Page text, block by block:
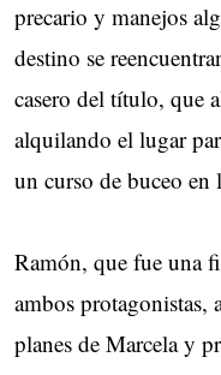
precario y manejos
destino se
casero del título, que
alquilando el lugar
un curso de buceo
Ramón, que fue una
ambos protagonistas,
planes de Marcela y